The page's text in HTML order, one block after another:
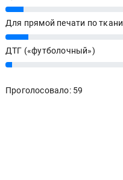
8%
Для прямой печати по ткани
10%
ДТГ («футболочный»)
3%
Проголосовало: 59